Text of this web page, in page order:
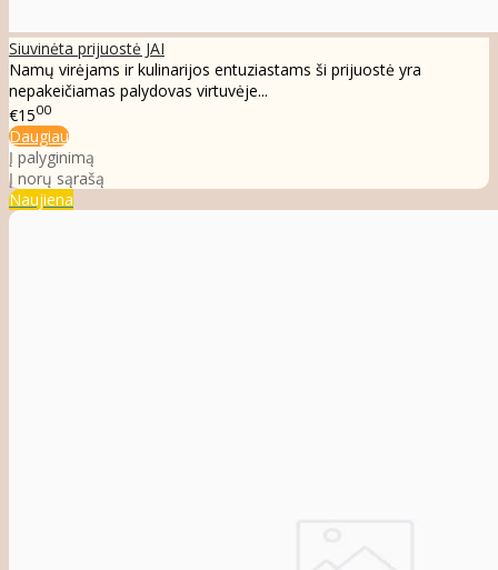
Siuvinėta prijuostė JAI
Namų virėjams ir kulinarijos entuziastams ši prijuostė yra
nepakeičiamas palydovas virtuvėje...
€1500
Daugiau
Į palyginimą
Į norų sąrašą
Naujiena